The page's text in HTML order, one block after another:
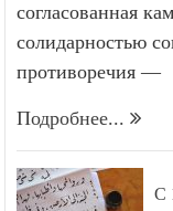
согласованная
солидарностью
противоречия —
Подробнее...
С